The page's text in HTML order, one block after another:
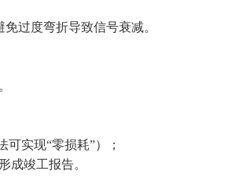
过度弯折导致信号衰减‌。
实现“零损耗”）‌；
成竣工报告‌。